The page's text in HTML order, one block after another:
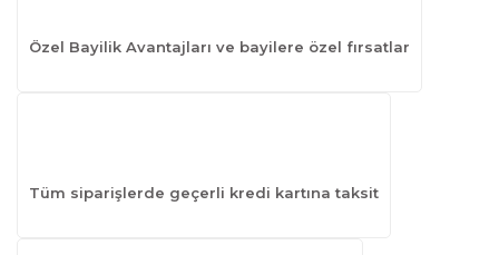
Özel Bayilik Avantajları ve bayilere özel fırsatlar
Tüm siparişlerde geçerli kredi kartına taksit